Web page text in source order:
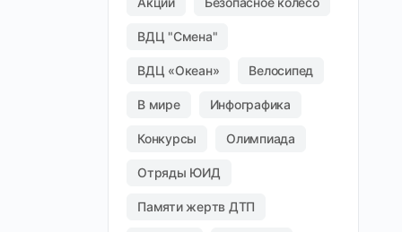
ВДЦ "Смена"
ВДЦ «Океан» Велосипед
В мире Инфографика
Конкурсы Олимпиада
Отряды ЮИД
Памяти жертв ДТП